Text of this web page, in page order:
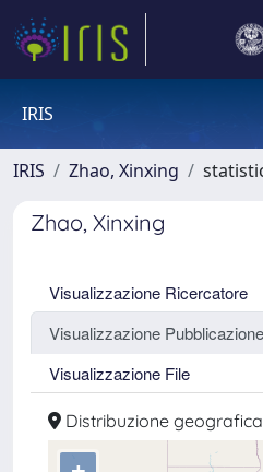
IRIS
IRIS Zhao, Xinxing
Zhao, Xinxing
Visualizzazione Ricercatore
Visualizzazione Pubblicazione
Visualizzazione File
Distribuzione geografica